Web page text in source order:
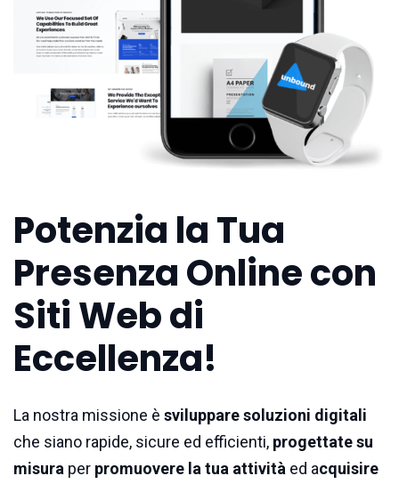
Potenzia la Tua
Presenza Online con
Siti Web di
Eccellenza!
La nostra missione è sviluppare soluzioni digitali
che siano rapide, sicure ed efficienti, progettate su
misura per promuovere la tua attività ed acquisire